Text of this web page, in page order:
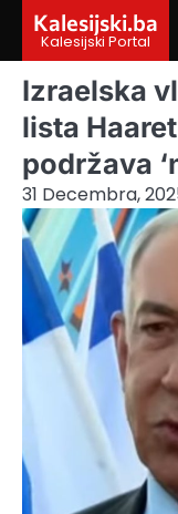
content
Kalesijski.ba
Kalesijski Portal
Izraelska
lista
podržava
31 Decembra,